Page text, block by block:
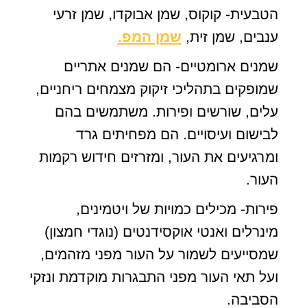
הטבעית- קוקוס, שמן אבוקדו, שמן זרעי
ענבים, שמן זית, שמן המפ.
שמנים ארומטיים- הם שמנים אתריים
שמופקים בתהליכי זיקוק מצמחים ריחניים,
עלים, שורשים ופירות. משתמשים בהם
לבישום ועיסויים. הם מפחיתים גרד
ומרגיעים את העור, ומזרזים חידוש רקמות
העור.
פירות- מכילים כמויות של ויטמינים,
מינרלים ואנטי אוקסידנטים (נוגדי חמצון)
שמסייעים לשמור על העור מפני מזהמים,
ועל תאי העור מפני התבגרות מוקדמת ונזקי
הסביבה.